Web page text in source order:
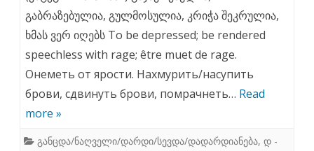
გაბრაზებულია, გულმოსულია, კრიჭა შეკრულია,
ხმას ვერ იღებს To be depressed; be rendered
speechless with rage; être muet de rage.
Онеметь от ярости. Нахмурить/насупить
брови, сдвинуть брови, помрачнеть… Read
more »
განცდა/ნაღველი/დარდი/სევდა/დადარდიანება, დ -